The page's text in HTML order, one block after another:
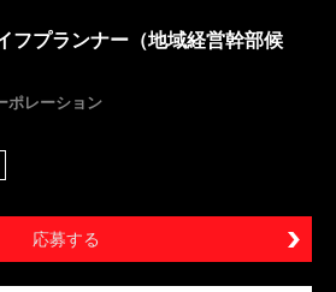
フプランナー（地域経営幹部候
ポレーション
応募する